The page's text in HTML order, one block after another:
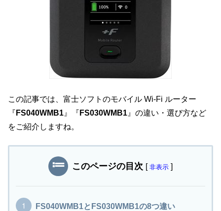
この記事では、富士ソフトのモバイル Wi-Fi ルーター
『 FS040WMB1』『 FS030WMB1』の違い・選び方など
をご紹介しますね。
このページの目次 [ 非表示 ]
FS040WMB1とFS030WMB1の8つ違い